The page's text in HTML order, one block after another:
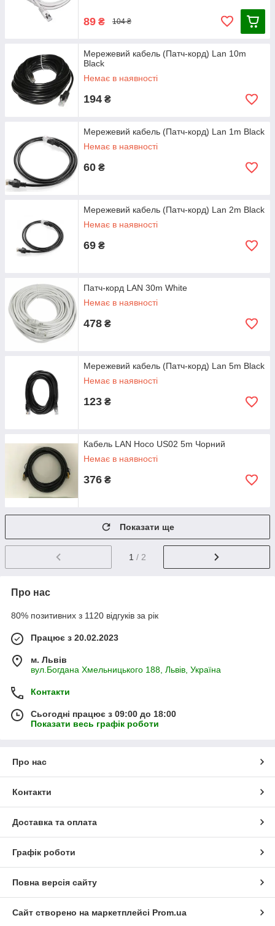
89 ₴ 104 ₴
Мережевий кабель (Патч-корд) Lan 10m
Black
Немає в наявності
194 ₴
Мережевий кабель (Патч-корд) Lan 1m Black
Немає в наявності
60 ₴
Мережевий кабель (Патч-корд) Lan 2m Black
Немає в наявності
69 ₴
Патч-корд LAN 30m White
Немає в наявності
478 ₴
Мережевий кабель (Патч-корд) Lan 5m Black
Немає в наявності
123 ₴
Кабель LAN Hoco US02 5m Чорний
Немає в наявності
376 ₴
Показати ще
1 / 2
Про нас
80% позитивних з 1120 відгуків за рік
Працює з 20.02.2023
м. Львів
вул.Богдана Хмельницького 188, Львів, Україна
Контакти
Сьогодні працює з 09:00 до 18:00
Показати весь графік роботи
Про нас
Контакти
Доставка та оплата
Графік роботи
Повна версія сайту
Сайт створено на маркетплейсі Prom.ua